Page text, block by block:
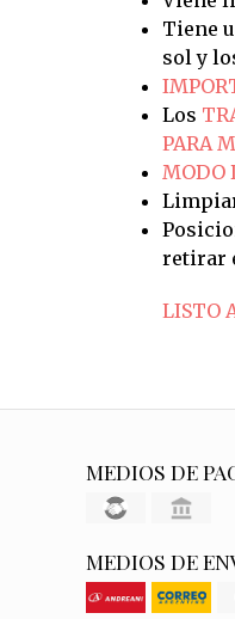
Tiene
sol y
Los
PARA
MODO
retirar
LISTO
MEDIOS DE
MEDIOS DE